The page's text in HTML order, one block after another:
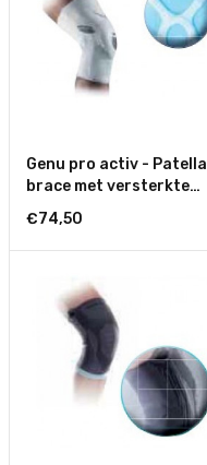
Genu pro activ - Patella
brace met versterkte
proprioceptieve werking
€74,50